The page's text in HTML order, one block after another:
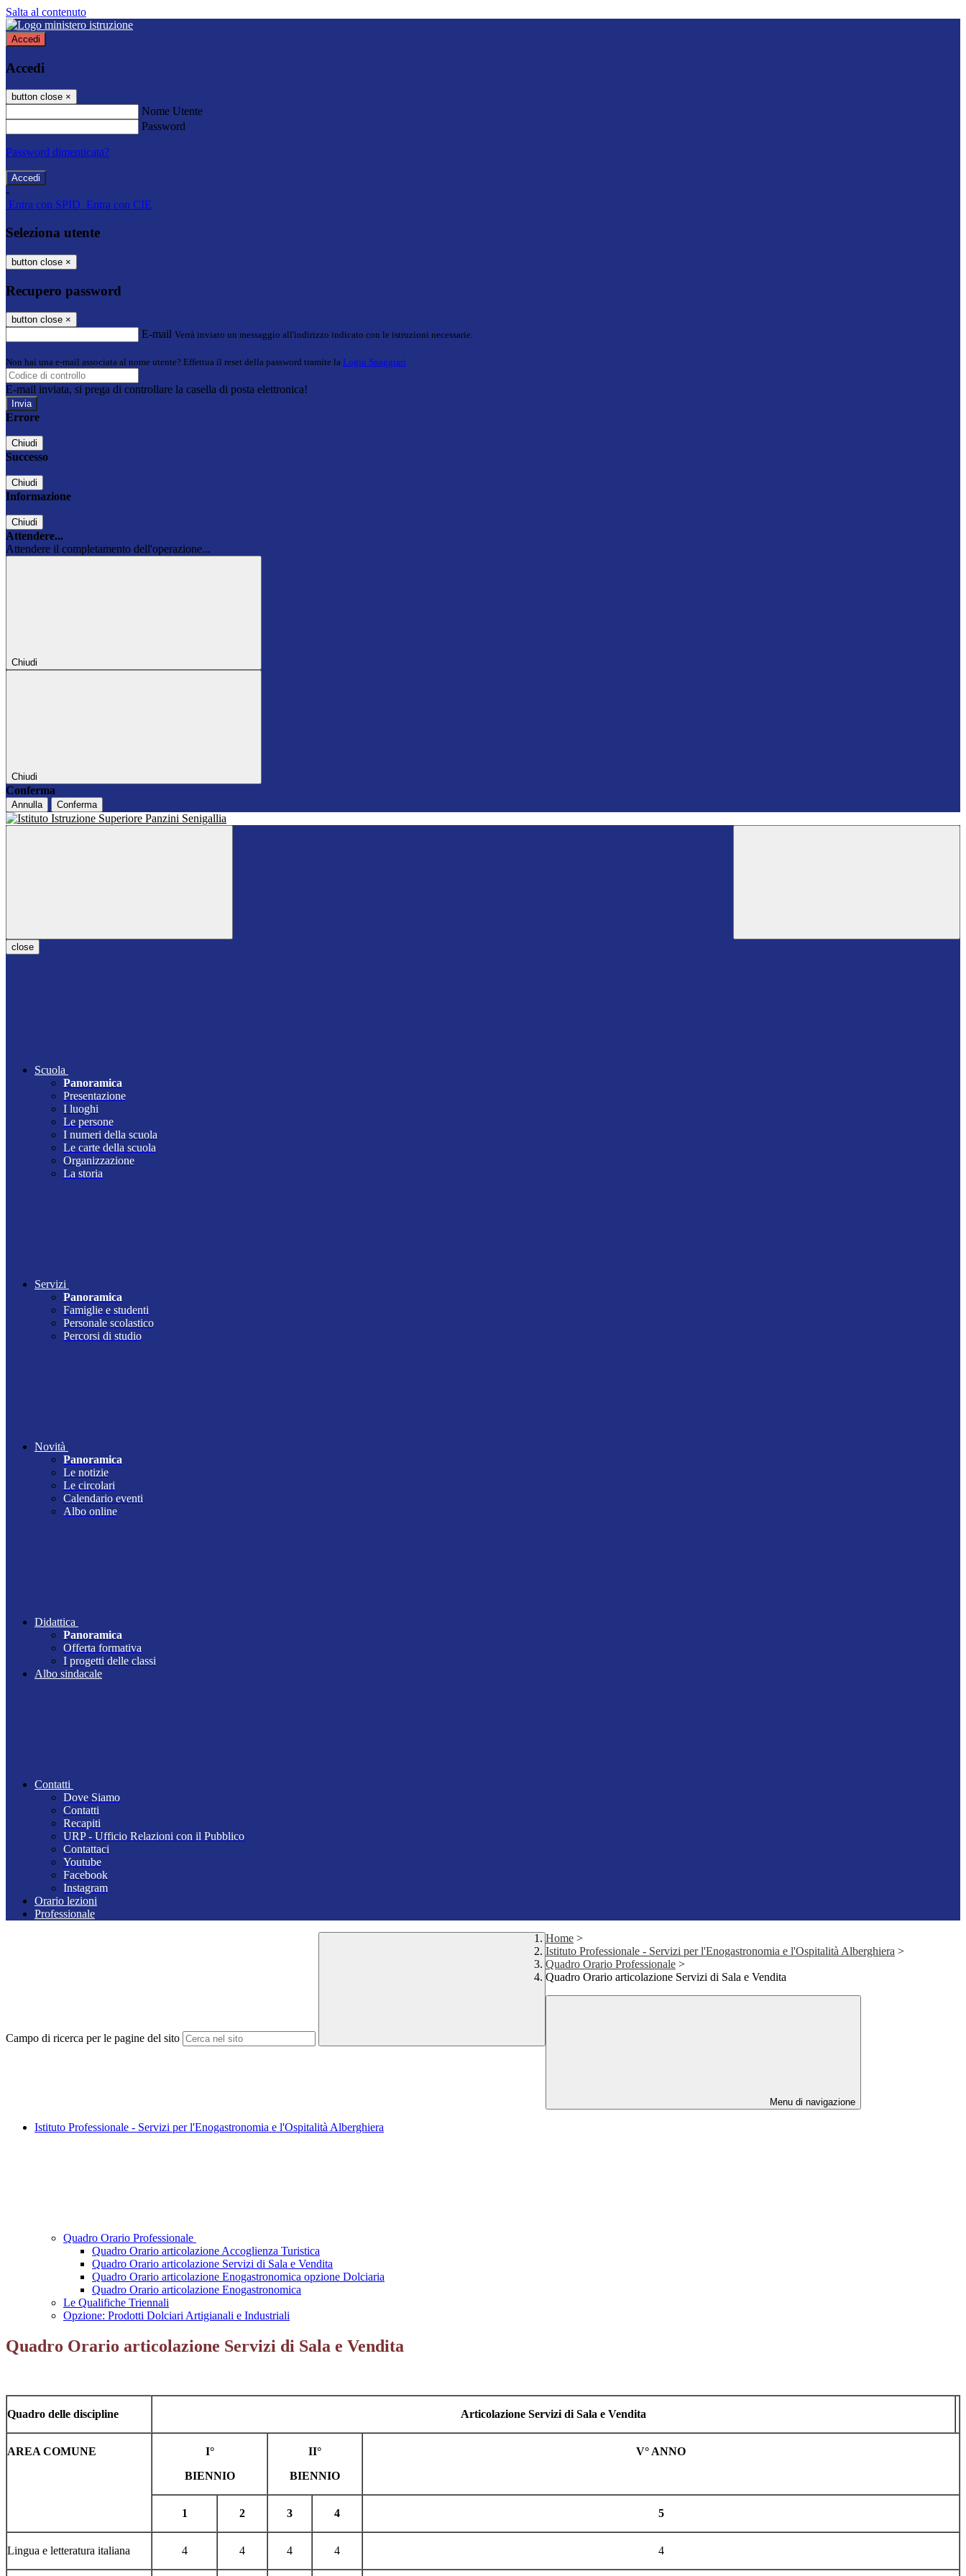
Salta al contenuto
Accedi
Accedi
button close ×
Nome Utente
Password
Password dimenticata?
-
Entra con SPID Entra con CIE
Seleziona utente
button close ×
Recupero password
button close ×
E-mail Verrà inviato un messaggio all'indirizzo indicato con le istruzioni necessarie.
Non hai una e-mail associata al nome utente? Effettua il reset della password tramite la Login Spaggiari
E-mail inviata, si prega di controllare la casella di posta elettronica!
Errore
Chiudi
Successo
Chiudi
Informazione
Chiudi
Attendere...
Attendere il completamento dell'operazione...
Chiudi
Chiudi
Conferma
Annulla Conferma
close
Scuola
Panoramica
Presentazione
I luoghi
Le persone
I numeri della scuola
Le carte della scuola
Organizzazione
La storia
Servizi
Panoramica
Famiglie e studenti
Personale scolastico
Percorsi di studio
Novità
Panoramica
Le notizie
Le circolari
Calendario eventi
Albo online
Didattica
Panoramica
Offerta formativa
I progetti delle classi
Albo sindacale
Contatti
Dove Siamo
Contatti
Recapiti
URP - Ufficio Relazioni con il Pubblico
Contattaci
Youtube
Facebook
Instagram
Orario lezioni
Professionale
Campo di ricerca per le pagine del sito
Home >
Istituto Professionale - Servizi per l'Enogastronomia e l'Ospitalità Alberghiera >
Quadro Orario Professionale >
Quadro Orario articolazione Servizi di Sala e Vendita
Menu di navigazione
Istituto Professionale - Servizi per l'Enogastronomia e l'Ospitalità Alberghiera
Quadro Orario Professionale
Quadro Orario articolazione Accoglienza Turistica
Quadro Orario articolazione Servizi di Sala e Vendita
Quadro Orario articolazione Enogastronomica opzione Dolciaria
Quadro Orario articolazione Enogastronomica
Le Qualifiche Triennali
Opzione: Prodotti Dolciari Artigianali e Industriali
Quadro Orario articolazione Servizi di Sala e Vendita
Quadro delle discipline Articolazione Servizi di Sala e Vendita
AREA COMUNE
I°
BIENNIO
II°
BIENNIO
V° ANNO
1 2 3 4 5
Lingua e letteratura italiana 4 4 4 4 4